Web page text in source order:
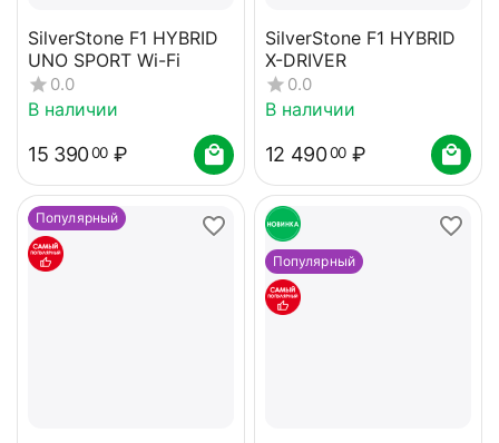
SilverStone F1 HYBRID
UNO SPORT Wi-Fi
0.0
В наличии
15 39000 ₽
SilverStone F1 HYBRID
X-DRIVER
0.0
В наличии
12 49000 ₽
Популярный
Популярный